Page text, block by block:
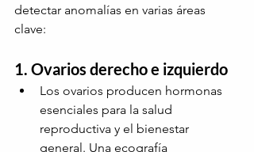
detectar anomalías en varias áreas
clave:
1. Ovarios derecho e izquierdo
Los ovarios producen hormonas
esenciales para la salud
reproductiva y el bienestar
general. Una ecografía